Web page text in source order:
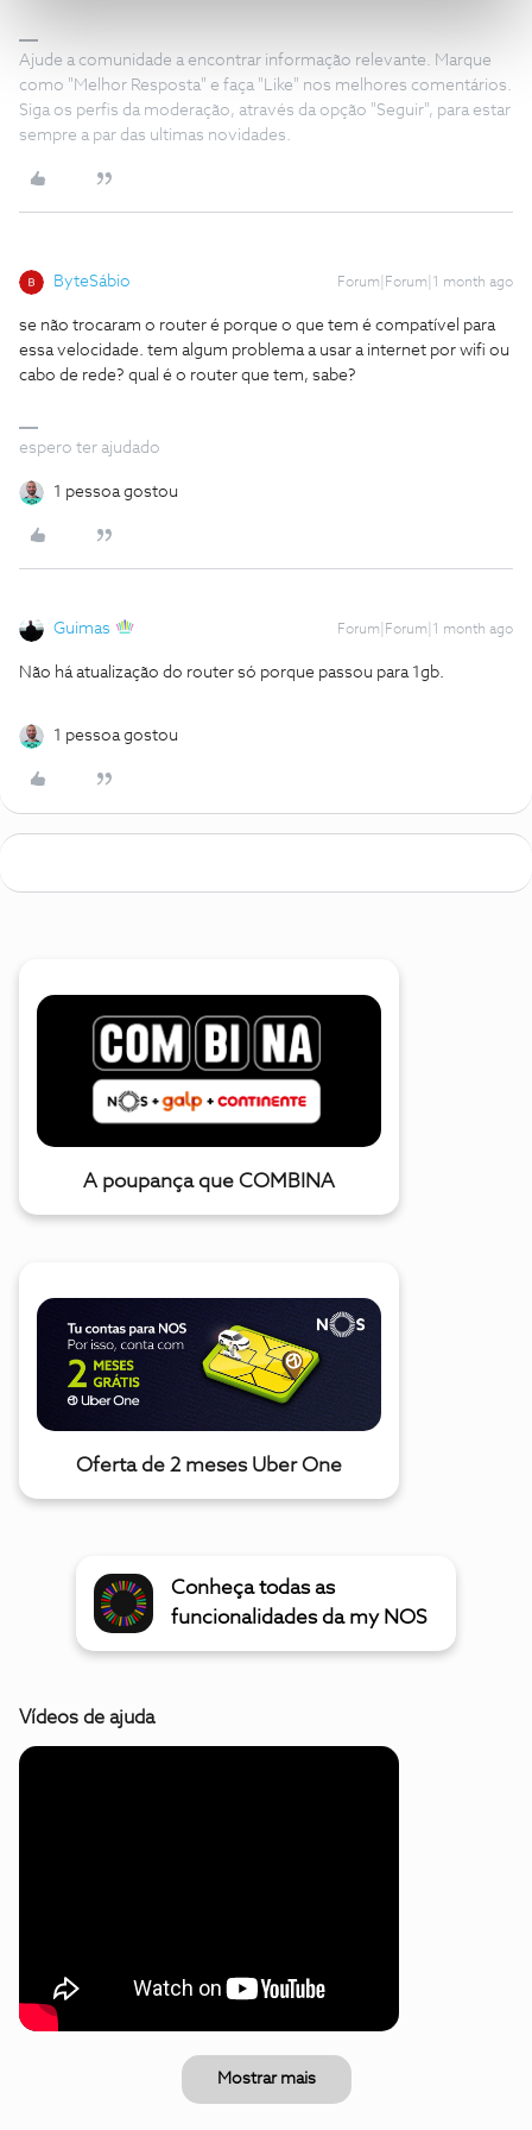
Ajude a comunidade a encontrar informação relevante. Marque
como "Melhor Resposta" e faça "Like" nos melhores comentários.
Siga os perfis da moderação, através da opção "Seguir", para estar
sempre a par das ultimas novidades.
ByteSábio Forum|Forum|1 month ago
se não trocaram o router é porque o que tem é compatível para
essa velocidade. tem algum problema a usar a internet por wifi ou
cabo de rede? qual é o router que tem, sabe?
espero ter ajudado
1 pessoa gostou
Guimas Forum|Forum|1 month ago
Não há atualização do router só porque passou para 1gb.
1 pessoa gostou
A poupança que COMBINA
Oferta de 2 meses Uber One
Conheça todas as
funcionalidades da my NOS
Vídeos de ajuda
Mostrar mais